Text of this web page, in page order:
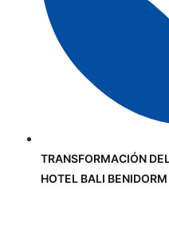
TRANSFORMACIÓN
HOTEL BALI BENIDORM